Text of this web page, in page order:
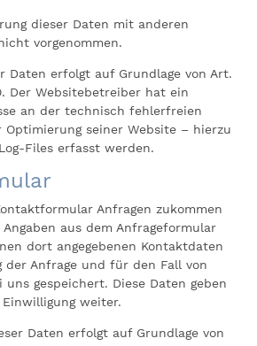
dieser Daten mit anderen
vorgenommen.
Daten erfolgt auf Grundlage von Art.
Der Websitebetreiber hat ein
an der technisch fehlerfreien
Optimierung seiner Website – hierzu
Files erfasst werden.
Anfragen zukommen
aus dem Anfrageformular
dort angegebenen Kontaktdaten
der Anfrage und für den Fall von
uns gespeichert. Diese Daten geben
weiter.
Daten erfolgt auf Grundlage von